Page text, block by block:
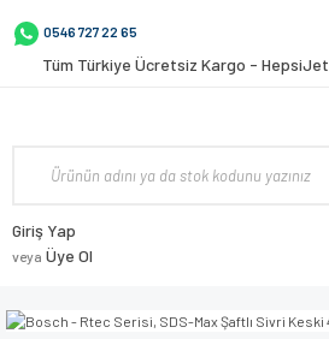
0546 727 22 65
Tüm Türkiye Ücretsiz Kargo - HepsiJet
Giriş Yap
veya Üye Ol